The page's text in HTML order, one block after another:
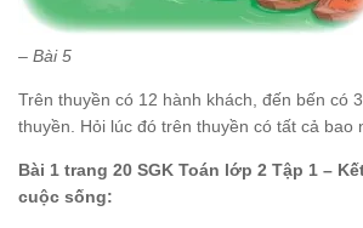
– Bài 5
Trên thuyền có 12 hành khách, đến bến có
thuyền. Hỏi lúc đó trên thuyền có tất cả bao
Bài 1 trang 20 SGK Toán lớp 2 Tập 1 –
cuộc sống: